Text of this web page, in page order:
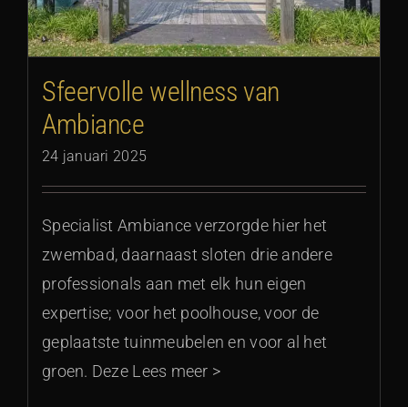
Sfeervolle wellness van
Ambiance
24 januari 2025
Specialist Ambiance verzorgde hier het
zwembad, daarnaast sloten drie andere
professionals aan met elk hun eigen
expertise; voor het poolhouse, voor de
geplaatste tuinmeubelen en voor al het
groen. Deze Lees meer >